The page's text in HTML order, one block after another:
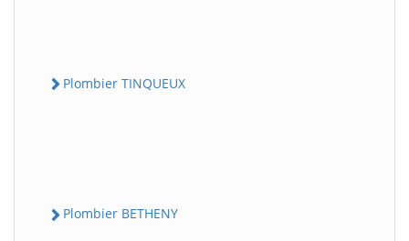
Plombier TINQUEUX
Plombier BETHENY